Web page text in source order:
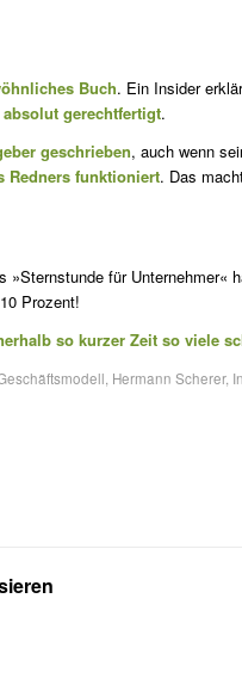
Buch. Ein Insider
gerechtfer­tigt.
geschrieben, auch wenn
Redners funktioniert. Das
»Sternstunde für Unterneh­mer«
Prozent!
so kurzer Zeit so viele
Hermann Scherer,